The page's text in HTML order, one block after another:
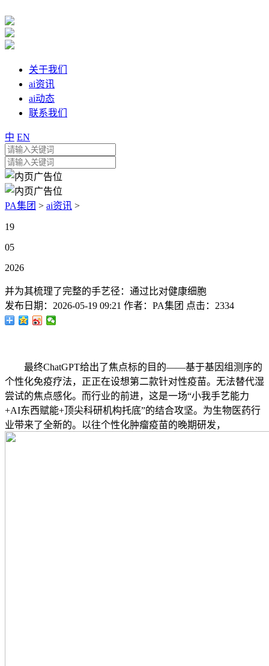
关于我们
ai资讯
ai动态
联系我们
中 EN
PA集团 > ai资讯 >
19
05
2026
并为其梳理了完整的手艺径：通过比对健康细胞
发布日期： 2026-05-19 09:21 作者： PA集团 点击： 2334
最终ChatGPT给出了焦点标的目的——基于基因组测序的
个性化免疫疗法，正正在设想第二款针对性疫苗。无法替代湿
尝试的焦点感化。而行业的前进，这是一场“小我手艺能力
+AI东西赋能+顶尖科研机构托底”的结合攻坚。为生物医药行
业带来了全新的。以往个性化肿瘤疫苗的晚期研发，